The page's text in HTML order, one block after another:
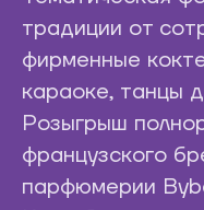
традиции от
фирменные
караоке, танцы
Розыгрыш
французского
парфюмерии